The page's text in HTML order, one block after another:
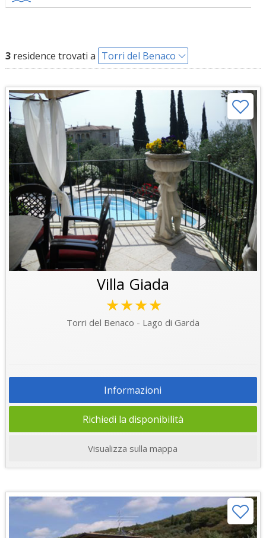
3residence trovati a Torri del Benaco
Villa Giada
★★★★
Torri del Benaco - Lago di Garda
Informazioni
Richiedi la disponibilità
Visualizza sulla mappa